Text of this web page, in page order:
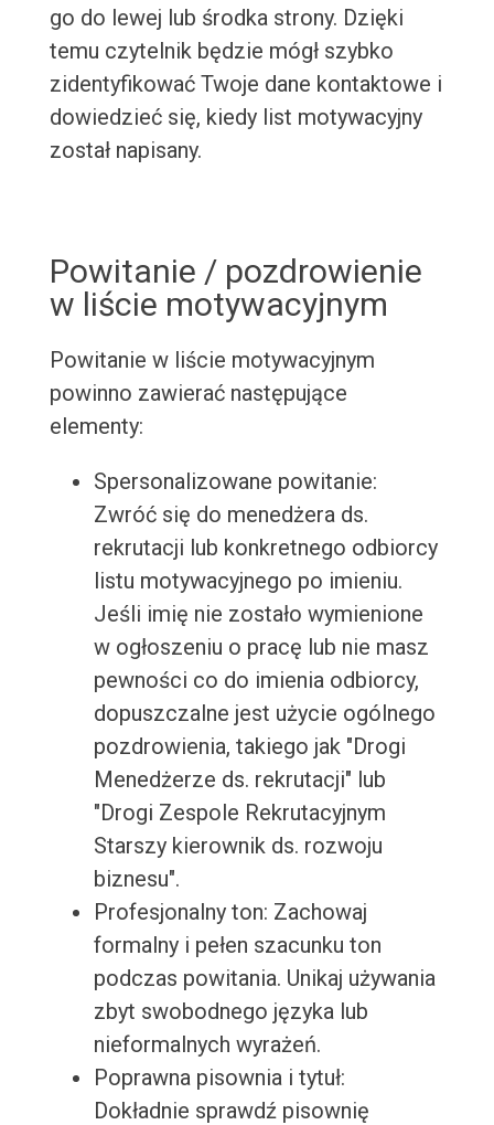
go do lewej lub środka strony. Dzięki
temu czytelnik będzie mógł szybko
zidentyfikować Twoje dane kontaktowe i
dowiedzieć się, kiedy list motywacyjny
został napisany.
Powitanie / pozdrowienie
w liście motywacyjnym
Powitanie w liście motywacyjnym
powinno zawierać następujące
elementy:
Spersonalizowane powitanie:
Zwróć się do menedżera ds.
rekrutacji lub konkretnego odbiorcy
listu motywacyjnego po imieniu.
Jeśli imię nie zostało wymienione
w ogłoszeniu o pracę lub nie masz
pewności co do imienia odbiorcy,
dopuszczalne jest użycie ogólnego
pozdrowienia, takiego jak "Drogi
Menedżerze ds. rekrutacji" lub
"Drogi Zespole Rekrutacyjnym
Starszy kierownik ds. rozwoju
biznesu".
Profesjonalny ton: Zachowaj
formalny i pełen szacunku ton
podczas powitania. Unikaj używania
zbyt swobodnego języka lub
nieformalnych wyrażeń.
Poprawna pisownia i tytuł:
Dokładnie sprawdź pisownię